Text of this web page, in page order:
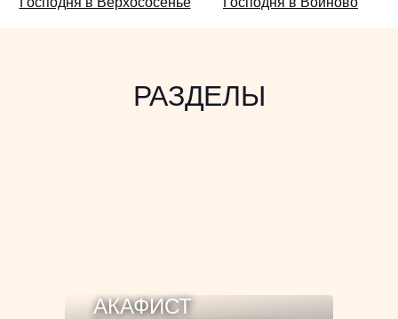
также:
РАЗДЕЛЫ
АКАФИСТ